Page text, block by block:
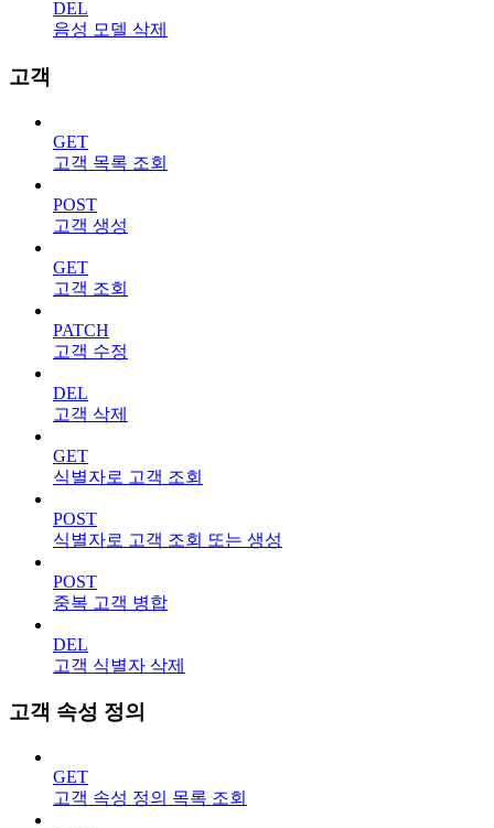
DEL
음성 모델 삭제
고객
GET
고객 목록 조회
POST
고객 생성
GET
고객 조회
PATCH
고객 수정
DEL
고객 삭제
GET
식별자로 고객 조회
POST
식별자로 고객 조회 또는 생성
POST
중복 고객 병합
DEL
고객 식별자 삭제
고객 속성 정의
GET
고객 속성 정의 목록 조회